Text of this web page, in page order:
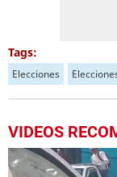
Tags:
Elecciones
VIDEOS